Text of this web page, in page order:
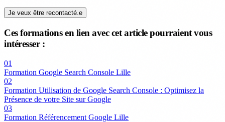
Je veux être recontacté.e
Ces formations en lien avec cet article pourraient vous
intéresser :
01
Formation Google Search Console Lille
02
Formation Utilisation de Google Search Console : Optimisez la
Présence de votre Site sur Google
03
Formation Référencement Google Lille